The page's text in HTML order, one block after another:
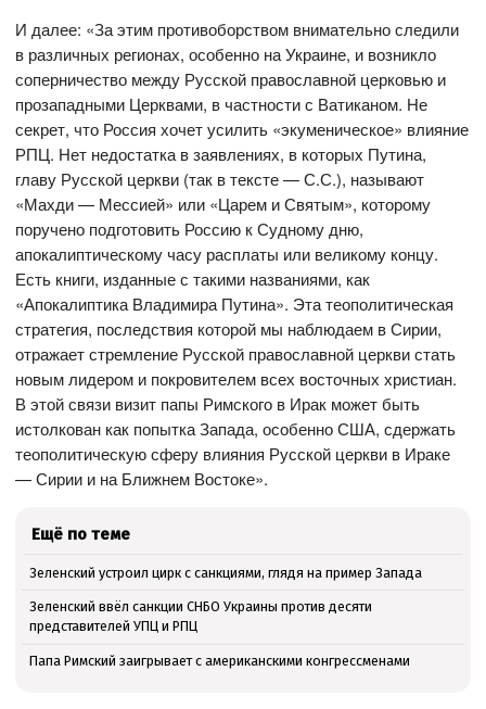
И далее: «За этим противоборством внимательно следили
в различных регионах, особенно на Украине, и возникло
соперничество между Русской православной церковью и
прозападными Церквами, в частности с Ватиканом. Не
секрет, что Россия хочет усилить «экуменическое» влияние
РПЦ. Нет недостатка в заявлениях, в которых Путина,
главу Русской церкви (так в тексте — С.С.), называют
«Махди — Мессией» или «Царем и Святым», которому
поручено подготовить Россию к Судному дню,
апокалиптическому часу расплаты или великому концу.
Есть книги, изданные с такими названиями, как
«Апокалиптика Владимира Путина». Эта теополитическая
стратегия, последствия которой мы наблюдаем в Сирии,
отражает стремление Русской православной церкви стать
новым лидером и покровителем всех восточных христиан.
В этой связи визит папы Римского в Ирак может быть
истолкован как попытка Запада, особенно США, сдержать
теополитическую сферу влияния Русской церкви в Ираке
— Сирии и на Ближнем Востоке».
Ещё по теме
Зеленский устроил цирк с санкциями, глядя на пример Запада
Зеленский ввёл санкции СНБО Украины против десяти
представителей УПЦ и РПЦ
Папа Римский заигрывает с американскими конгрессменами